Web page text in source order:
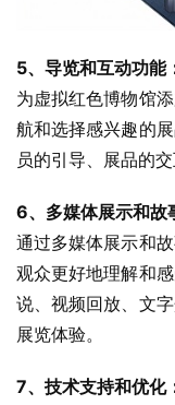
5、导览和互动功能
为虚拟红色博物馆
航和选择感兴趣的
员的引导、展品的
6、多媒体展示和故
通过多媒体展示和
观众更好地理解和
说、视频回放、文
展览体验。
7、技术支持和优化